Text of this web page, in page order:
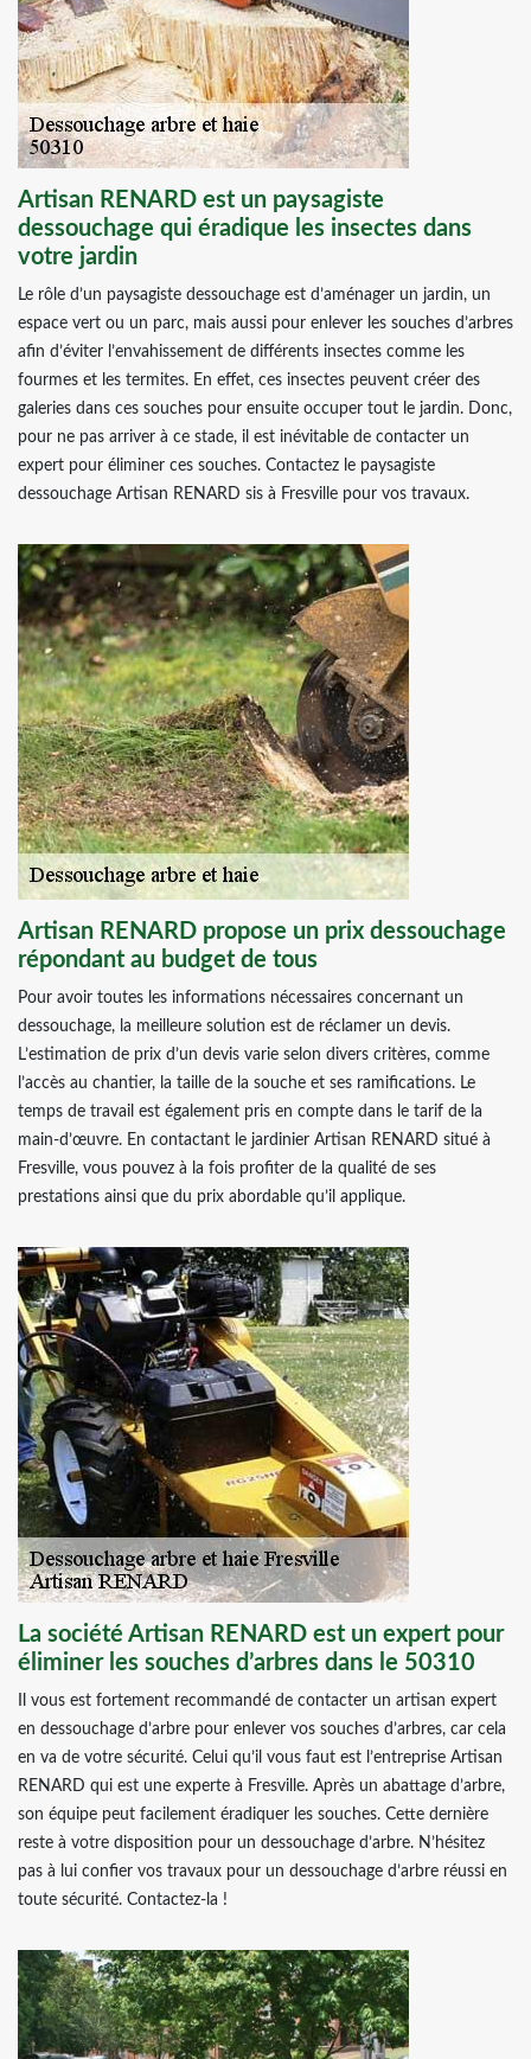
Artisan RENARD est un paysagiste
dessouchage qui éradique les insectes dans
votre jardin
Le rôle d’un paysagiste dessouchage est d’aménager un jardin, un
espace vert ou un parc, mais aussi pour enlever les souches d’arbres
afin d’éviter l’envahissement de différents insectes comme les
fourmes et les termites. En effet, ces insectes peuvent créer des
galeries dans ces souches pour ensuite occuper tout le jardin. Donc,
pour ne pas arriver à ce stade, il est inévitable de contacter un
expert pour éliminer ces souches. Contactez le paysagiste
dessouchage Artisan RENARD sis à Fresville pour vos travaux.
Artisan RENARD propose un prix dessouchage
répondant au budget de tous
Pour avoir toutes les informations nécessaires concernant un
dessouchage, la meilleure solution est de réclamer un devis.
L’estimation de prix d’un devis varie selon divers critères, comme
l’accès au chantier, la taille de la souche et ses ramifications. Le
temps de travail est également pris en compte dans le tarif de la
main-d’œuvre. En contactant le jardinier Artisan RENARD situé à
Fresville, vous pouvez à la fois profiter de la qualité de ses
prestations ainsi que du prix abordable qu’il applique.
La société Artisan RENARD est un expert pour
éliminer les souches d’arbres dans le 50310
Il vous est fortement recommandé de contacter un artisan expert
en dessouchage d’arbre pour enlever vos souches d’arbres, car cela
en va de votre sécurité. Celui qu’il vous faut est l’entreprise Artisan
RENARD qui est une experte à Fresville. Après un abattage d’arbre,
son équipe peut facilement éradiquer les souches. Cette dernière
reste à votre disposition pour un dessouchage d’arbre. N’hésitez
pas à lui confier vos travaux pour un dessouchage d’arbre réussi en
toute sécurité. Contactez-la !